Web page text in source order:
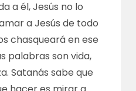
a él, Jesús no lo
a Jesús de todo
chasqueará en ese
palabras son vida,
Satanás sabe que